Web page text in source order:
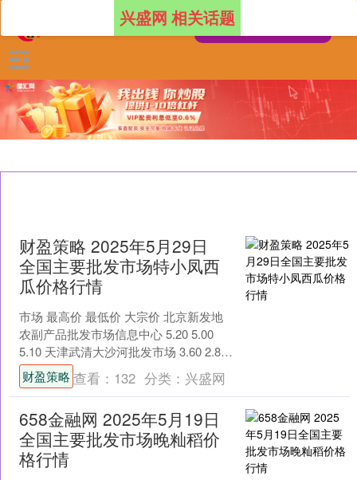
兴盛网 相关话题
财盈策略 2025年5月29日
全国主要批发市场特小凤西
瓜价格行情
市场 最高价 最低价 大宗价 北京新发地
农副产品批发市场信息中心 5.20 5.00
5.10 天津武清大沙河批发市场 3.60 2.80
3.20 长治市金鑫....
财盈策略查看： 132 分类： 兴盛网
658金融网 2025年5月19日
全国主要批发市场晚籼稻价
格行情